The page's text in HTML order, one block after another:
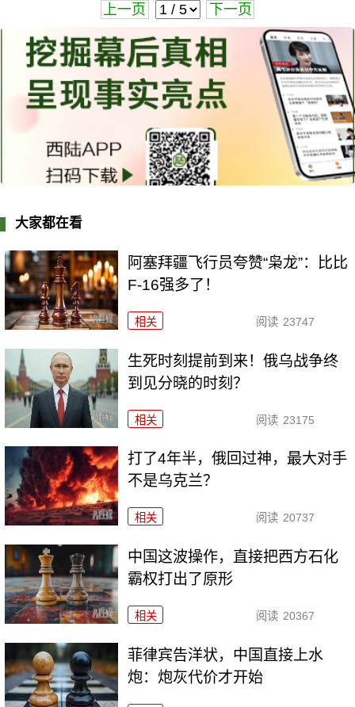
上一页 下一页
大家都在看
阿塞拜疆飞行员夸赞“枭龙”：比比
F-16强多了！
相关 阅读 23747
生死时刻提前到来！俄乌战争终
到见分晓的时刻？
相关 阅读 23175
打了4年半，俄回过神，最大对手
不是乌克兰？
相关 阅读 20737
中国这波操作，直接把西方石化
霸权打出了原形
相关 阅读 20367
菲律宾告洋状，中国直接上水
炮：炮灰代价才开始